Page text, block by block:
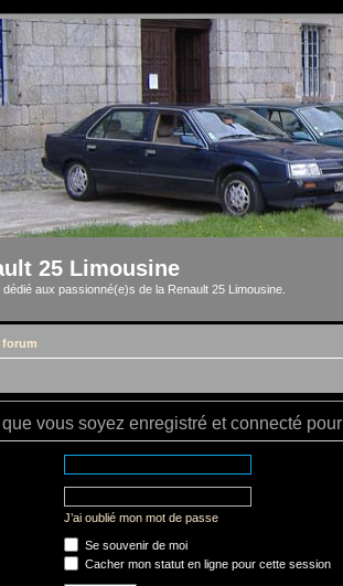
25 Limousine
aux passionné(e)s de la Renault 25 Limousine.
forum
vous soyez enregistré et connecté
J’ai oublié mon mot de passe
Se souvenir de moi
Cacher mon statut en ligne pour cette session